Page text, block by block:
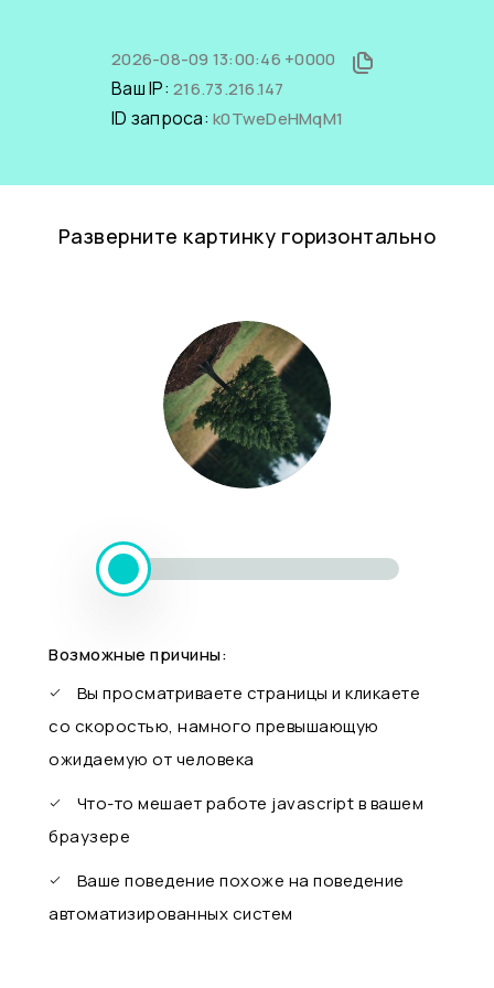
2026-08-09 13:00:46 +0000
Ваш IP: 216.73.216.147
ID запроса: k0TweDeHMqM1
Разверните картинку горизонтально
Возможные причины:
Вы просматриваете страницы и кликаете
со скоростью, намного превышающую
ожидаемую от человека
Что-то мешает работе javascript в вашем
браузере
Ваше поведение похоже на поведение
автоматизированных систем